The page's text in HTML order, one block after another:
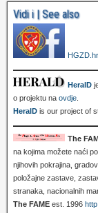
Vidi i | See also
HGZD.hr
HeralD
o projektu na ovdje.
HeralD is our project of
The
na kojima možete naći
njihovih pokrajina,
položajne zastave,
stranaka, nacionalnih
The FAME est. 1996